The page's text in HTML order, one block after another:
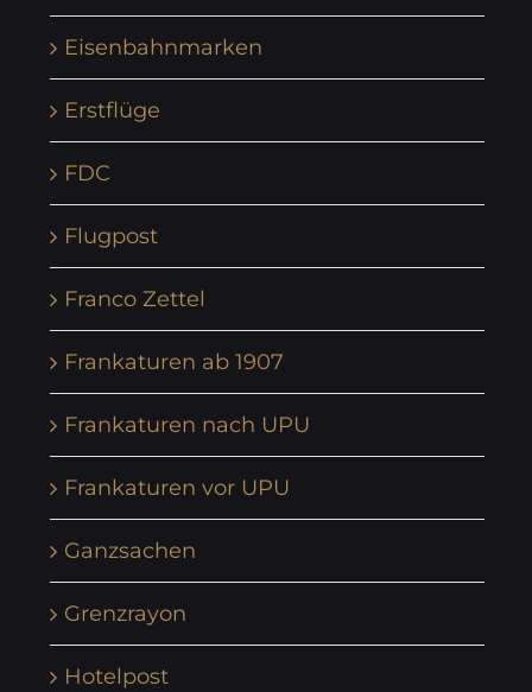
Eisenbahnmarken
Erstflüge
FDC
Flugpost
Franco Zettel
Frankaturen ab 1907
Frankaturen nach UPU
Frankaturen vor UPU
Ganzsachen
Grenzrayon
Hotelpost